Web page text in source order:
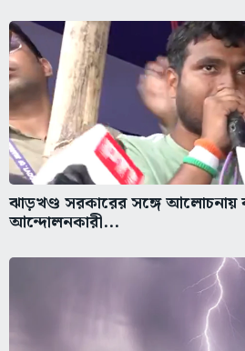
ঝাড়খণ্ড সরকারের সঙ্গে আলোচনায়
আন্দোলনকারী...